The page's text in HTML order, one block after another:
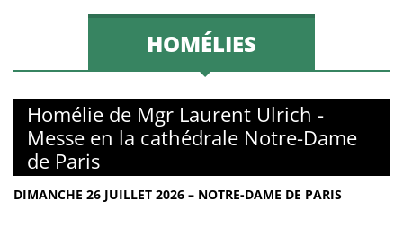
HOMÉLIES
Homélie de Mgr Laurent Ulrich -
Messe en la cathédrale Notre-Dame
de Paris
DIMANCHE 26 JUILLET 2026 – NOTRE-DAME DE PARIS